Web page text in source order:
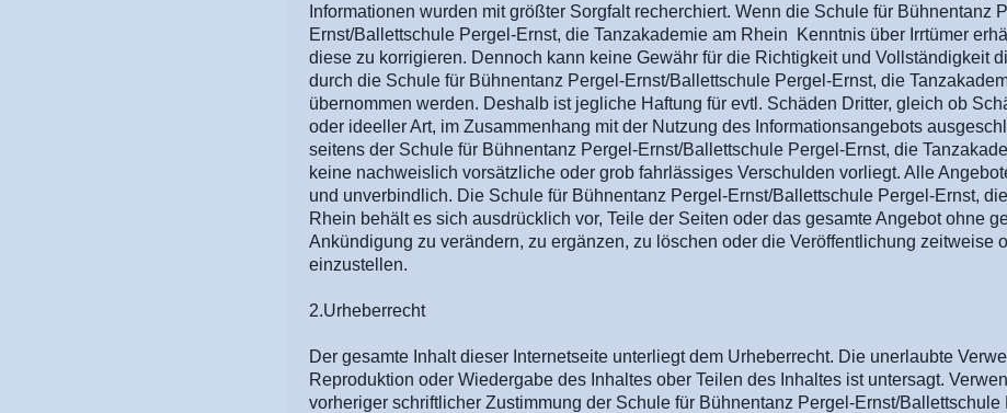
Informationen wurden mit größter Sorgfalt recherchiert. Wenn die Schule für Bühnentanz
Ernst/Ballettschule Pergel-Ernst, die Tanzakademie am Rhein Kenntnis über Irrtümer
diese zu korrigieren. Dennoch kann keine Gewähr für die Richtigkeit und Vollständigkeit
durch die Schule für Bühnentanz Pergel-Ernst/Ballettschule Pergel-Ernst, die
übernommen werden. Deshalb ist jegliche Haftung für evtl. Schäden Dritter, gleich ob
oder ideeller Art, im Zusammenhang mit der Nutzung des Informationsangebots
seitens der Schule für Bühnentanz Pergel-Ernst/Ballettschule Pergel-Ernst, die
keine nachweislich vorsätzliche oder grob fahrlässiges Verschulden vorliegt. Alle
und unverbindlich. Die Schule für Bühnentanz Pergel-Ernst/Ballettschule Pergel-Ernst,
Rhein behält es sich ausdrücklich vor, Teile der Seiten oder das gesamte Angebot ohne
Ankündigung zu verändern, zu ergänzen, zu löschen oder die Veröffentlichung zeitweise
einzustellen.
2.Urheberrecht
Der gesamte Inhalt dieser Internetseite unterliegt dem Urheberrecht. Die unerlaubte
Reproduktion oder Wiedergabe des Inhaltes ober Teilen des Inhaltes ist untersagt.
vorheriger schriftlicher Zustimmung der Schule für Bühnentanz Pergel-Ernst/Ballettschule